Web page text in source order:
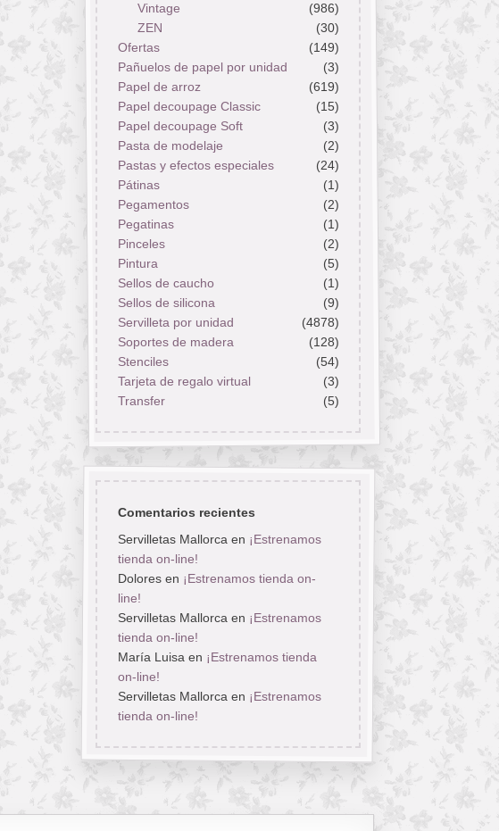
Vintage
(986)
ZEN
(30)
Ofertas
(149)
Pañuelos de papel por unidad
(3)
Papel de arroz
(619)
Papel decoupage Classic
(15)
Papel decoupage Soft
(3)
Pasta de modelaje
(2)
Pastas y efectos especiales
(24)
Pátinas
(1)
Pegamentos
(2)
Pegatinas
(1)
Pinceles
(2)
Pintura
(5)
Sellos de caucho
(1)
Sellos de silicona
(9)
Servilleta por unidad
(4878)
Soportes de madera
(128)
Stenciles
(54)
Tarjeta de regalo virtual
(3)
Transfer
(5)
Comentarios recientes
Servilletas Mallorcaen ¡Estrenamos
tienda on-line!
Doloresen ¡Estrenamos tienda on-
line!
Servilletas Mallorcaen ¡Estrenamos
tienda on-line!
María Luisaen ¡Estrenamos tienda
on-line!
Servilletas Mallorcaen ¡Estrenamos
tienda on-line!